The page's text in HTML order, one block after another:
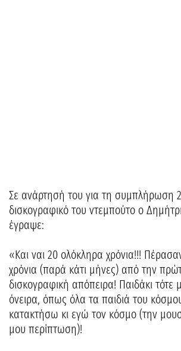
Σε ανάρτησή του για τη συμπλήρωση
δισκογραφικό του ντεμπούτο ο
έγραψε:
«Και ναι 20 ολόκληρα χρόνια!!!
χρόνια (παρά κάτι μήνες) από την
δισκογραφική απόπειρα! Παιδάκι τότε
όνειρα, όπως όλα τα παιδιά του
κατακτήσω κι εγώ τον κόσμο (την
μου περίπτωση)!